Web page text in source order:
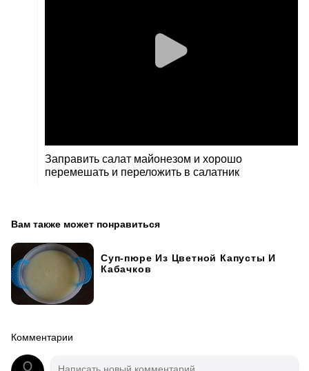
Заправить салат майонезом и хорошо
перемешать и переложить в салатник
Вам также может понравиться
Суп-пюре Из Цветной Капусты И
Кабачков
Комментарии